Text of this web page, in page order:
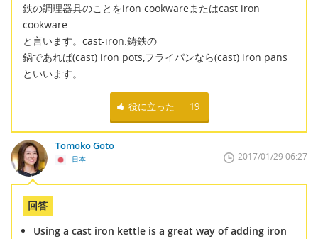
鉄の調理器具のことをiron cookwareまたはcast iron
cookware
と言います。cast-iron:鋳鉄の
鍋であれば(cast) iron pots,フライパンなら(cast) iron pans
といいます。
役に立った 19
Tomoko Goto
日本 2017/01/29 06:27
回答
Using a cast iron kettle is a great way of adding iron